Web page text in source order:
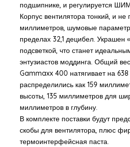
подшипнике, и регулируется
Корпус вентилятора тонкий, и
миллиметров, шумовые
пределах 32,1 децибел. Украшен
подсветкой, что станет
энтузиастов моддинга. Общий
Gammaxx 400 натягивает на
распределились как 159
высоты, 135 миллиметров для
миллиметров в глубину.
В комплекте поставки будут
скобы для вентилятора, плюс
термоинтерфейсная паста.